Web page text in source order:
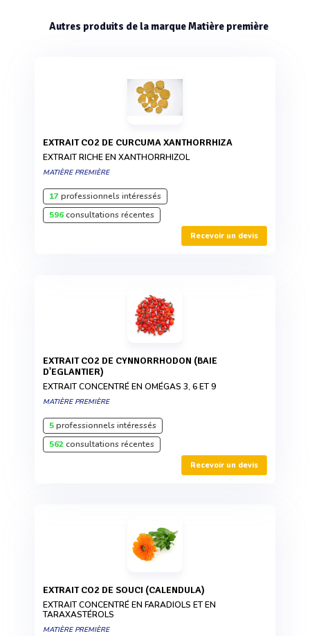
Autres produits de la marque Matière première
EXTRAIT CO2 DE CURCUMA XANTHORRHIZA
EXTRAIT RICHE EN XANTHORRHIZOL
MATIÈRE PREMIÈRE
17professionnels intéressés
596consultations récentes
Recevoir un devis
EXTRAIT CO2 DE CYNNORRHODON (BAIE
D'EGLANTIER)
EXTRAIT CONCENTRÉ EN OMÉGAS 3, 6 ET 9
MATIÈRE PREMIÈRE
5professionnels intéressés
562consultations récentes
Recevoir un devis
EXTRAIT CO2 DE SOUCI (CALENDULA)
EXTRAIT CONCENTRÉ EN FARADIOLS ET EN
TARAXASTÉROLS
MATIÈRE PREMIÈRE